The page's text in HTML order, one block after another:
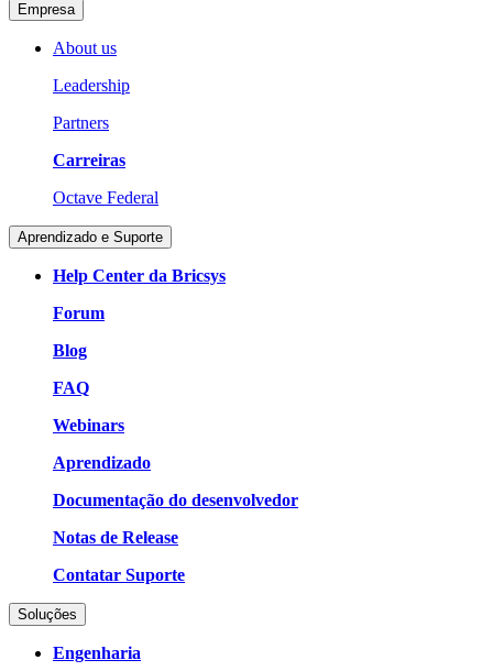
Empresa
About us
Leadership
Partners
Carreiras
Octave Federal
Aprendizado e Suporte
Help Center da Bricsys
Forum
Blog
FAQ
Webinars
Aprendizado
Documentação do desenvolvedor
Notas de Release
Contatar Suporte
Soluções
Engenharia